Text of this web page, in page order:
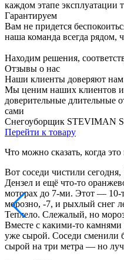
каждом этапе эксплуатации
Гарантируем
Вам не придется
наша команда всегда рядом,
Находим решения,
Отзывы о нас
Наши клиенты доверяют нам
Мы ценим наших клиентов и
доверительные длительные
сами
Снегоуборщик STEVIMAN
Перейти к товару
Что можно сказать, когда
Вот соседи чистили
Дензел и ещё что-то
моторах до 7-ми. Этот —
морозно, -7, и рыхлый снег
Теплело. Слежалый, но
Вместе с какими-то
уже сырой. Соседи сменили
сырой на три метра — но